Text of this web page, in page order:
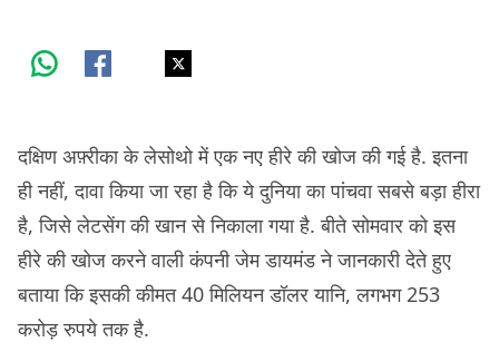
दक्षिण अफ़्रीका के लेसोथो में एक नए हीरे की खोज की गई है. इतना
ही नहीं, दावा किया जा रहा है कि ये दुनिया का पांचवा सबसे बड़ा हीरा
है, जिसे लेटसेंग की खान से निकाला गया है. बीते सोमवार को इस
हीरे की खोज करने वाली कंपनी जेम डायमंड ने जानकारी देते हुए
बताया कि इसकी कीमत 40 मिलियन डॉलर यानि, लगभग 253
करोड़ रुपये तक है.